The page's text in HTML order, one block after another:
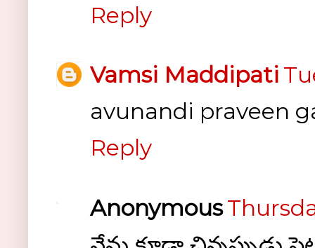
Reply
Vamsi Maddipati
avunandi praveen
Reply
Anonymous